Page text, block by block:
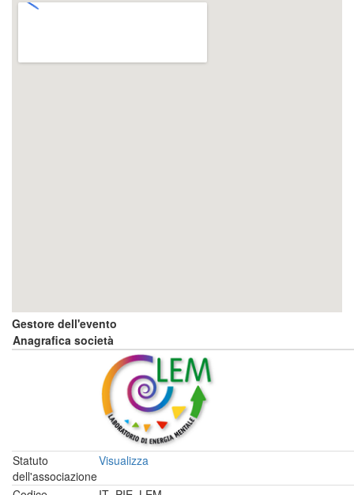
Gestore dell'evento
Anagrafica società
Statuto
dell'associazione
Visualizza